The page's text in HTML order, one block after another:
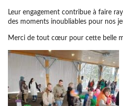
Leur engagement contribue à faire
des moments inoubliables pour nos
Merci de tout cœur pour cette belle